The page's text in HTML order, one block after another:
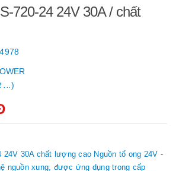
720-24 24V 30A / chất
)
24V 30A chất lượng cao Nguồn tổ ong 24V -
nguồn xung, được ứng dụng trong cấp